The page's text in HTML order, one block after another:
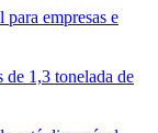
para empresas e
de 1,3 tonelada de